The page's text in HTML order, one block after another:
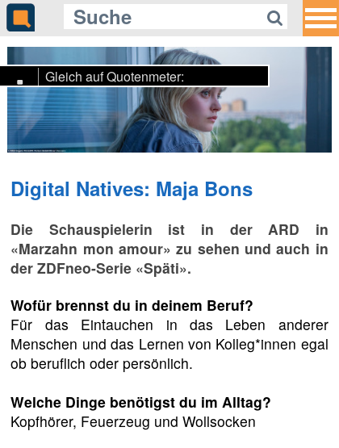
Gleich auf Quotenmeter:
Das Erste wiederholt «Die Tote
vom Jakobsweg»
Digital Natives: Maja Bons
Die Schauspielerin ist in der ARD in
«Marzahn mon amour» zu sehen und auch in
der ZDFneo-Serie «Späti».
Wofür brennst du in deinem Beruf?
Für das Eintauchen in das Leben anderer
Menschen und das Lernen von Kolleg*innen egal
ob beruflich oder persönlich.
Welche Dinge benötigst du im Alltag?
Kopfhörer, Feuerzeug und Wollsocken